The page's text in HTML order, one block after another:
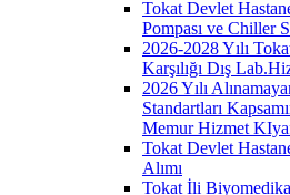
Tokat Devlet
Pompası ve Chiller
2026-2028 Yılı
Karşılığı Dış
2026 Yılı
Standartları
Memur Hizmet
Tokat Devlet
Alımı
Tokat İli